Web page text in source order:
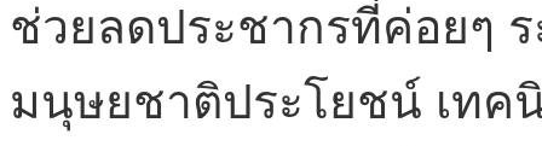
ช่วยลดประชากรที่ค่อยๆ
มนุษยชาติประโยชน์ เทค